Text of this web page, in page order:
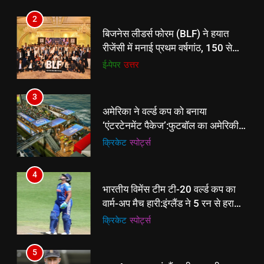
3
अमेरिका ने वर्ल्ड कप को बनाया
‘एंटरटेनमेंट पैकेज’:फुटबॉल का अमेरिकी
मेकओवर, कई मेगा कॉन्सर्ट; मशहूर हस्तियों
से प्रमोशन
क्रिकेट
4
भारतीय विमेंस टीम टी-20 वर्ल्ड कप का
वार्म-अप मैच हारी:इंग्लैंड ने 5 रन से हराया;
ऋचा घोष की फिफ्टी बेकार
क्रिकेट ‎स्पोर्ट्स
5
रूट 4 साल बाद इंग्लैंड की कप्तानी
करेंगे:नाइटक्लब केस के चलते स्टोक्स-
एटकिंसन दूसरे टेस्ट से बाहर; आर्चर की
वापसी
क्रिकेट ‎स्पोर्ट्स
6
अररिया में ‘जीरो ऑफिस डे’ अभियान
2
बिजनेस लीडर्स फोरम (BLF) ने हयात
रीजेंसी में मनाई प्रथम वर्षगांठ, 150 से
अधिक उद्योगपति एवं पेशेवर हुए शामिल
ई-पेपर उत्तर
3
अमेरिका ने वर्ल्ड कप को बनाया
‘एंटरटेनमेंट पैकेज’:फुटबॉल का अमेरिकी
मेकओवर, कई मेगा कॉन्सर्ट; मशहूर हस्तियों
क्रिकेट ‎स्पोर्ट्स
4
भारतीय विमेंस टीम टी-20 वर्ल्ड कप का
वार्म-अप मैच हारी:इंग्लैंड ने 5 रन से हराया;
ऋचा घोष की फिफ्टी बेकार
क्रिकेट ‎स्पोर्ट्स
5